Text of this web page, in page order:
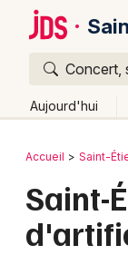
Concert,
Aujourd'hui
Publier
Bordeaux
Colmar
Retour
Accueil Saint-
Saint-
Quoi ?
Où ?
Saint-Étienne et
Partout
Près
Quand ?